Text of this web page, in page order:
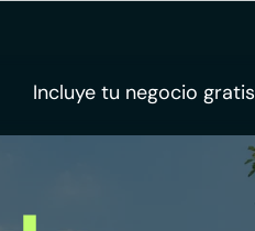
Incluye tu negocio gratis